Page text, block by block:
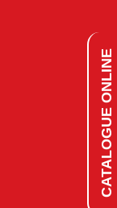
CATALOGUE ONLINE